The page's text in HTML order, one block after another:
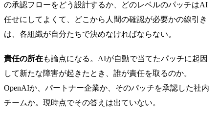
の承認フローをどう設計するか、どのレベルのパッチはAI
任せにしてよくて、どこから人間の確認が必要かの線引き
は、各組織が自分たちで決めなければならない。
責任の所在も論点になる。AIが自動で当てたパッチに起因
して新たな障害が起きたとき、誰が責任を取るのか。
OpenAIか、パートナー企業か、そのパッチを承認した社内
チームか。現時点でその答えは出ていない。